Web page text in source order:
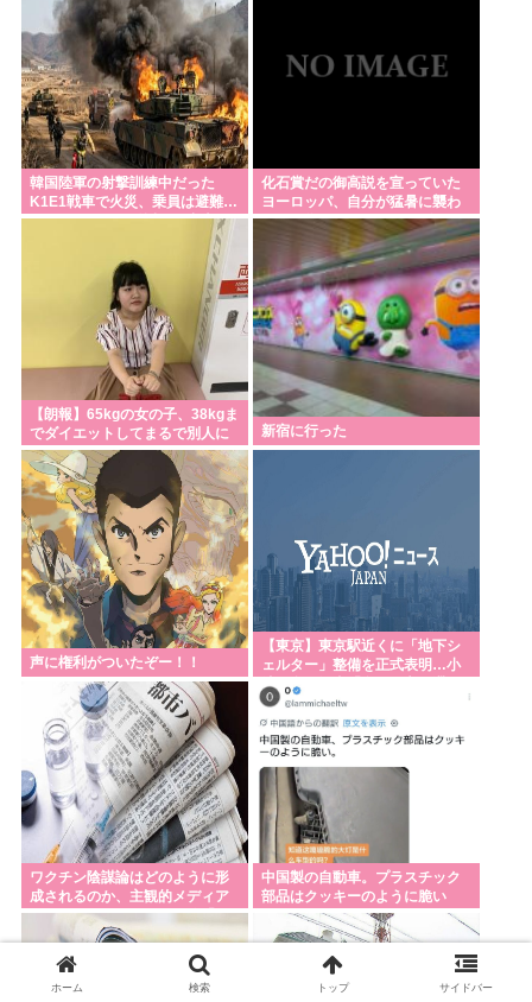
韓国陸軍の射撃訓練中だった
K1E1戦車で火災、乗員は避難…
エンジンルーム付近から出火！
化石賞だの御高説を宣っていた
ヨーロッパ、自分が猛暑に襲わ
れると為すすべべもなくダメー
ジを受けてしまい
【朗報】65kgの女の子、38kgま
でダイエットしてまるで別人に
なる
新宿に行った
声に権利がついたぞー！！
【東京】東京駅近くに「地下シ
ェルター」整備を正式表明…小
池百合子知事「多くの方が滞
在、施設整備の効果高い」
ワクチン陰謀論はどのように形
成されるのか、主観的メディア
リテラシーとメディア不信「ワ
クチンにマイクロチップが埋め
込まれている」
中国製の自動車。プラスチック
部品はクッキーのように脆い
ホーム 検索 トップ サイドバー